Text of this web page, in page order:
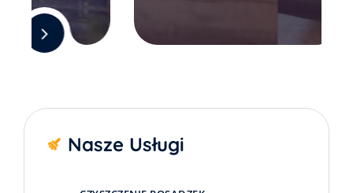
Nasze Usługi